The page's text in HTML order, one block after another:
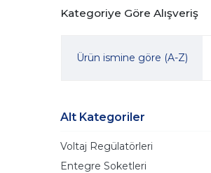
Kategoriye Göre Alışveriş
Ürün ismine göre (A-Z)
Alt Kategoriler
Voltaj Regülatörleri
Entegre Soketleri